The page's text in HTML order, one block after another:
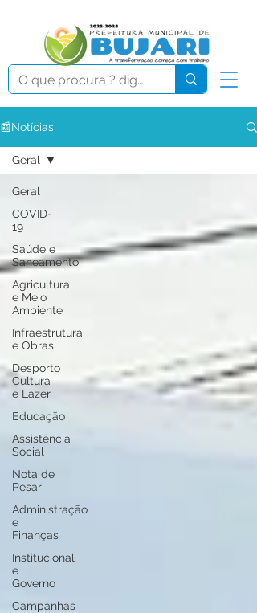
📰Notícias
Geral
COVID-
19
Saúde e
Saneamento
Agricultura
e Meio
Ambiente
Infraestrutura
e Obras
Desporto
Cultura
e Lazer
Educação
Assistência
Social
Nota de
Pesar
Administração
e
Finanças
Institucional
e
Governo
Campanhas
Geral